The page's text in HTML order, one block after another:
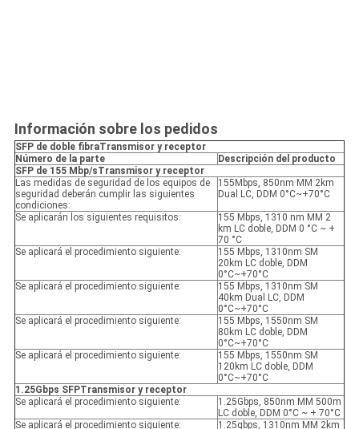
Información sobre los pedidos
SFP de doble fibraTransmisor y receptor
Número de la parte
Descripción del producto
SFP de 155 Mbp/sTransmisor y receptor
Las medidas de seguridad de los equipos de
seguridad deberán cumplir las siguientes
condiciones:
155Mbps, 850nm MM 2km
Dual LC, DDM 0°C~+70°C
Se aplicarán los siguientes requisitos:
155 Mbps, 1310 nm MM 2
km LC doble, DDM 0 °C ~ +
70 °C
Se aplicará el procedimiento siguiente:
155 Mbps, 1310nm SM
20km LC doble, DDM
0°C~+70°C
Se aplicará el procedimiento siguiente:
155 Mbps, 1310nm SM
40km Dual LC, DDM
0°C~+70°C
Se aplicará el procedimiento siguiente:
155 Mbps, 1550nm SM
80km LC doble, DDM
0°C~+70°C
Se aplicará el procedimiento siguiente:
155 Mbps, 1550nm SM
120km LC doble, DDM
0°C~+70°C
1.25Gbps SFPTransmisor y receptor
Se aplicará el procedimiento siguiente:
1.25Gbps, 850nm MM 500m
LC doble, DDM 0°C ~ + 70°C
Se aplicará el procedimiento siguiente:
1.25gbps, 1310nm MM 2km